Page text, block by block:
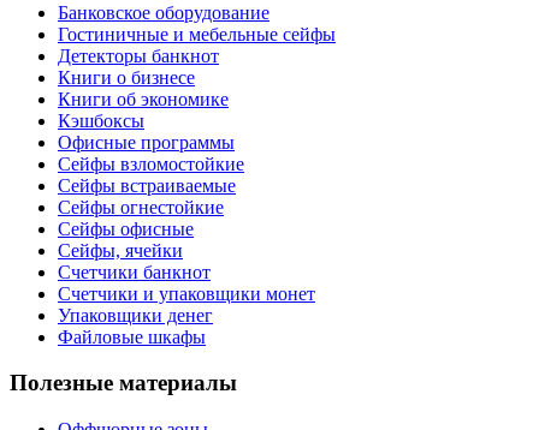
Банковское оборудование
Гостиничные и мебельные сейфы
Детекторы банкнот
Книги о бизнесе
Книги об экономике
Кэшбоксы
Офисные программы
Сейфы взломостойкие
Сейфы встраиваемые
Сейфы огнестойкие
Сейфы офисные
Сейфы, ячейки
Счетчики банкнот
Счетчики и упаковщики монет
Упаковщики денег
Файловые шкафы
Полезные материалы